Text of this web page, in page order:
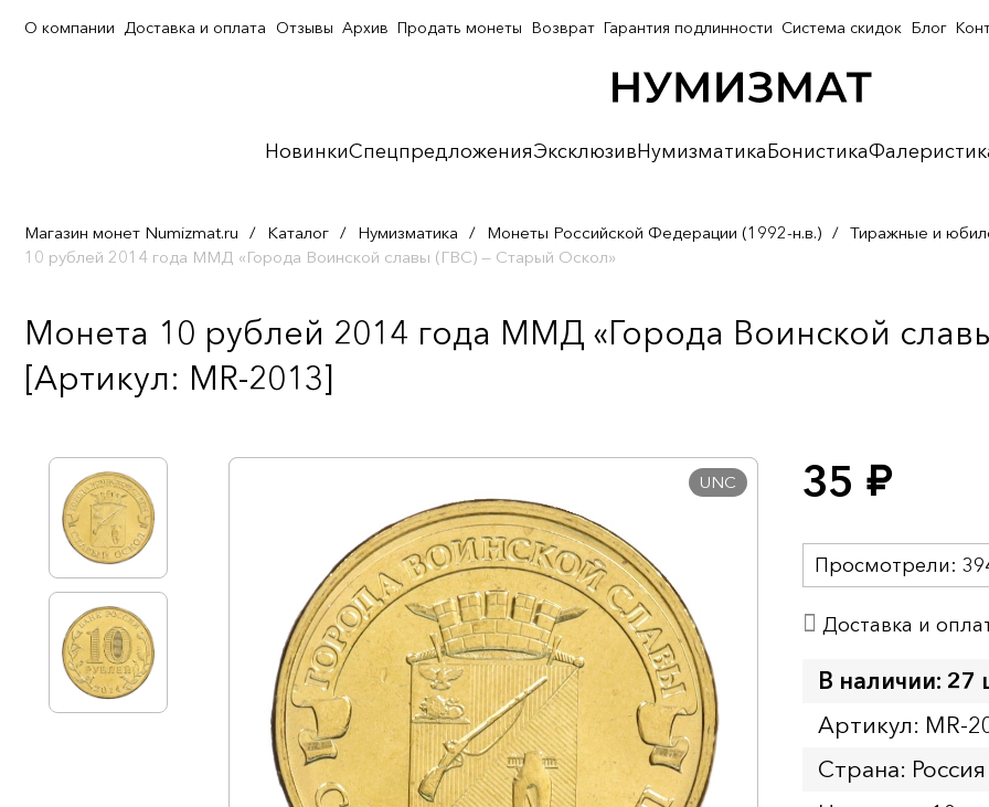
НовинкиСпецпредложенияЭксклюзивНумизматикаБонистика
О компании Доставка и оплата Отзывы Архив Продать монеты Возврат Гарантия подлинности Система скидок Блог
Магазин монет Numizmat.ru / Каталог / Нумизматика / Монеты Российской Федерации (1992-н.в.) / Тиражные и
10 рублей 2014 года ММД «Города Воинской славы (ГВС) — Старый Оскол»
Монета 10 рублей 2014 года ММД «Города Воинской
[Артикул: MR-2013]
UNC 35 руб.
Просмотрели:
Доставка и
В наличии: 27
Артикул: MR-
Страна: Россия